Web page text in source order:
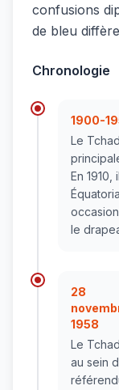
confusions
de bleu
Chronologie
1900-
Le
En
le
28
1958
Le
au sein